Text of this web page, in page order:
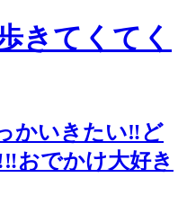
きてくてく
かいきたい‼︎ど
おでかけ大好き